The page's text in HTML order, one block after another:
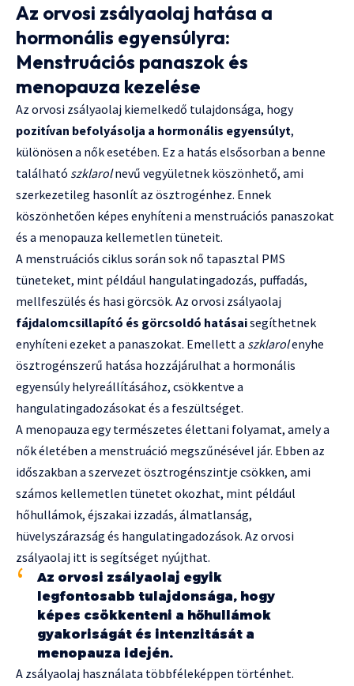
Az orvosi zsályaolaj hatása a
hormonális egyensúlyra:
Menstruációs panaszok és
menopauza kezelése
Az orvosi zsályaolaj kiemelkedő tulajdonsága, hogy
pozitívan befolyásolja a hormonális egyensúlyt,
különösen a nők esetében. Ez a hatás elsősorban a benne
található szklarolnevű vegyületnek köszönhető, ami
szerkezetileg hasonlít az ösztrogénhez. Ennek
köszönhetően képes enyhíteni a menstruációs panaszokat
és a menopauza kellemetlen tüneteit.
A menstruációs ciklus során sok nő tapasztal PMS
tüneteket, mint például hangulatingadozás, puffadás,
mellfeszülés és hasi görcsök. Az orvosi zsályaolaj
fájdalomcsillapító és görcsoldó hatásaisegíthetnek
enyhíteni ezeket a panaszokat. Emellett a szklarolenyhe
ösztrogénszerű hatása hozzájárulhat a hormonális
egyensúly helyreállításához, csökkentve a
hangulatingadozásokat és a feszültséget.
A menopauza egy természetes élettani folyamat, amely a
nők életében a menstruáció megszűnésével jár. Ebben az
időszakban a szervezet ösztrogénszintje csökken, ami
számos kellemetlen tünetet okozhat, mint például
hőhullámok, éjszakai izzadás, álmatlanság,
hüvelyszárazság és hangulatingadozások. Az orvosi
zsályaolaj itt is segítséget nyújthat.
Az orvosi zsályaolaj egyik
legfontosabb tulajdonsága, hogy
képes csökkenteni a hőhullámok
gyakoriságát és intenzitását a
menopauza idején.
A zsályaolaj használata többféleképpen történhet.